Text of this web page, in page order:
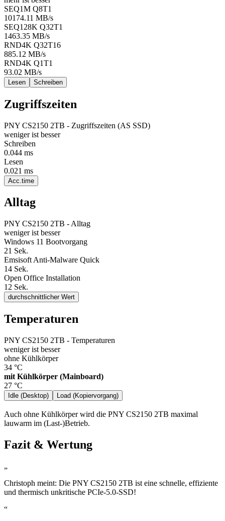
SEQ1M Q8T1
10174.11 MB/s
SEQ128K Q32T1
1463.35 MB/s
RND4K Q32T16
885.12 MB/s
RND4K Q1T1
93.02 MB/s
Lesen Schreiben
Zugriffszeiten
PNY CS2150 2TB - Zugriffszeiten (AS SSD)
weniger ist besser
Schreiben
0.044 ms
Lesen
0.021 ms
Acc.time
Alltag
PNY CS2150 2TB - Alltag
weniger ist besser
Windows 11 Bootvorgang
21 Sek.
Emsisoft Anti-Malware Quick
14 Sek.
Open Office Installation
12 Sek.
durchschnittlicher Wert
Temperaturen
PNY CS2150 2TB - Temperaturen
weniger ist besser
ohne Kühlkörper
34 °C
mit Kühlkörper (Mainboard)
27 °C
Idle (Desktop) Load (Kopiervorgang)
Auch ohne Kühlkörper wird die PNY CS2150 2TB maximal
lauwarm im (Last-)Betrieb.
Fazit & Wertung
„
Christoph meint: Die PNY CS2150 2TB ist eine schnelle, effiziente
und thermisch unkritische PCIe-5.0-SSD!
“